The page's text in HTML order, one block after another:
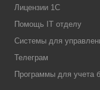
Лицензии 1С
Помощь IT отделу
Системы для
Телеграм
Программы для учета